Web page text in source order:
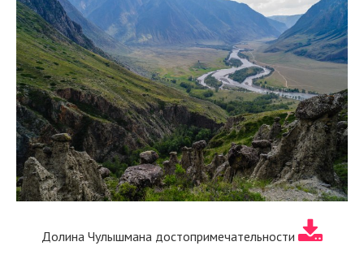
Долина Чулышмана достопримечательности